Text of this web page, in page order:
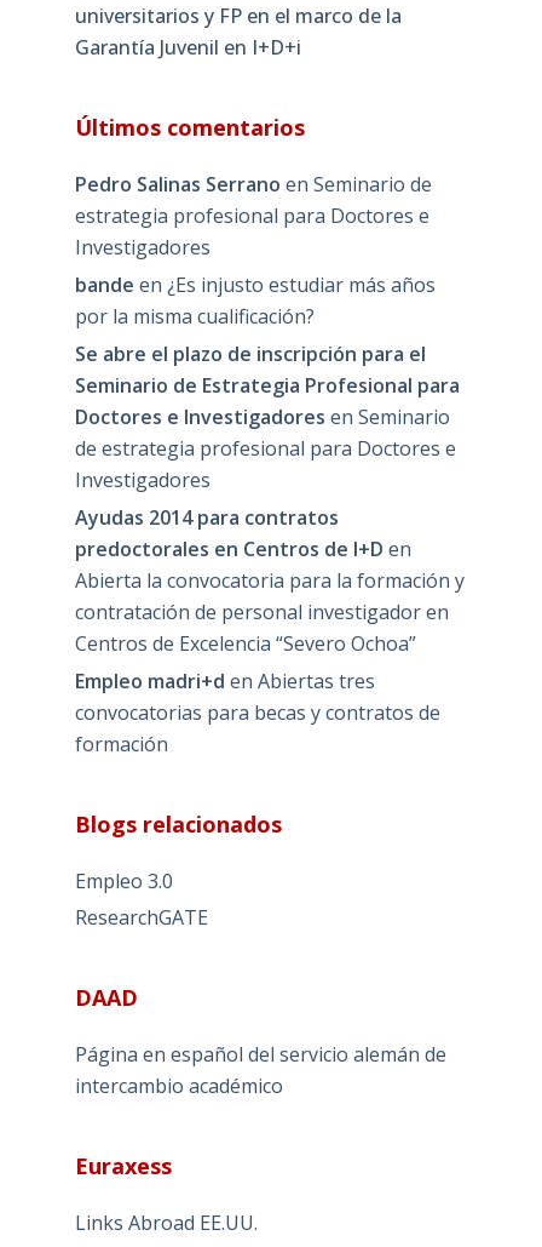
universitarios y FP en el marco de la
Garantía Juvenil en I+D+i
Últimos comentarios
Pedro Salinas Serrano en Seminario de
estrategia profesional para Doctores e
Investigadores
bande en ¿Es injusto estudiar más años
por la misma cualificación?
Se abre el plazo de inscripción para el
Seminario de Estrategia Profesional para
Doctores e Investigadores en Seminario
de estrategia profesional para Doctores e
Investigadores
Ayudas 2014 para contratos
predoctorales en Centros de I+D en
Abierta la convocatoria para la formación y
contratación de personal investigador en
Centros de Excelencia “Severo Ochoa”
Empleo madri+d en Abiertas tres
convocatorias para becas y contratos de
formación
Blogs relacionados
Empleo 3.0
ResearchGATE
DAAD
Página en español del servicio alemán de
intercambio académico
Euraxess
Links Abroad EE.UU.